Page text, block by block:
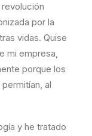
por la
vidas. Quise
mi empresa,
porque los
al
y he tratado